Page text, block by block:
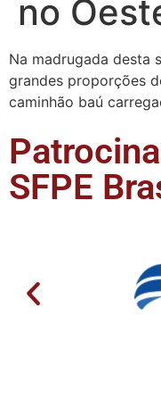
no
Na madrugada desta
grandes proporções
caminhão baú
SFPE